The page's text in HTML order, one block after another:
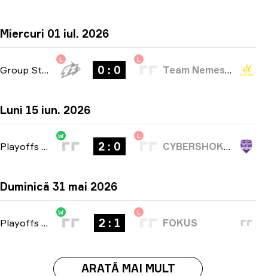
Miercuri 01 iul. 2026
Group Stage -bo1
L
0 : 0
L
Team Nemesis
Luni 15 iun. 2026
Playoffs bo3
W
2 : 0
L
CYBERSHOKE Esports
Duminică 31 mai 2026
Playoffs bo3
W
2 : 1
L
FOKUS
ARATĂ MAI MULT